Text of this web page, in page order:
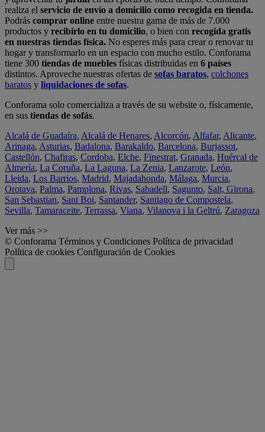
realiza el servicio de envío a domicilio como recogida en tienda.
Podrás comprar online entre nuestra gama de más de 7.000
productos y recibirlo en tu domicilio, o bien con recogida gratis
en nuestras tiendas física. No esperes más para crear o renovar tu
hogar y transformarlo en un espacio con mucho estilo. Conforama
tiene 300 tiendas de muebles físicas distribuidas en 6 países
distintos. Aproveche nuestras ofertas de sofas baratos, colchones
baratos y liquidaciones de sofas.
Conforama solo comercializa a través de su website o, físicamente,
en sus tiendas de sofás.
Alcalá de Guadaíra, Alcalá de Henares, Alcorcón, Alfafar, Alicante,
Arinaga, Asturias, Badalona, Barakaldo, Barcelona, Burjassot,
Castellón, Chafiras, Cordoba, Elche, Finestrat, Granada, Huércal de
Almería, La Coruña, La Laguna, La Zenia, Lanzarote, León,
Lleida, Los Barrios, Madrid, Majadahonda, Málaga, Murcia,
Orotava, Palma, Pamplona, Rivas, Sabadell, Sagunto, Salt, Girona,
San Sebastian, Sant Boi, Santander, Santiago de Compostela,
Sevilla, Tamaraceite, Terrassa, Viana, Vilanova i la Geltrú, Zaragoza
Ver más >>
© Conforama Términos y Condiciones Política de privacidad
Política de cookies Configuración de Cookies